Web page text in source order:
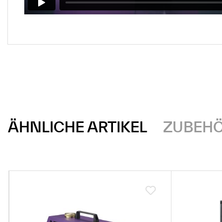
ÄHNLICHE ARTIKEL